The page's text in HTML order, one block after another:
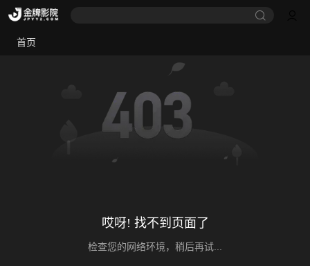
首页
哎呀! 找不到页面了
检查您的网络环境，稍后再试...